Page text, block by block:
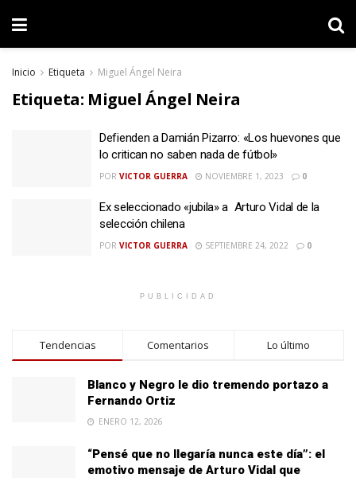
Inicio Etiqueta Miguel Ángel Neira
Etiqueta: Miguel Ángel Neira
Defienden a Damián Pizarro: «Los huevones que
lo critican no saben nada de fútbol»
POR VICTOR GUERRA NOVIEMBRE 1, 2023 0
Ex seleccionado «jubila» a Arturo Vidal de la
selección chilena
POR VICTOR GUERRA SEPTIEMBRE 24, 2022 0
PUBLICIDAD
Tendencias Comentarios Lo último
Blanco y Negro le dio tremendo portazo a
Fernando Ortiz
ENERO 12, 2026
“Pensé que no llegaría nunca este día”: el
emotivo mensaje de Arturo Vidal que